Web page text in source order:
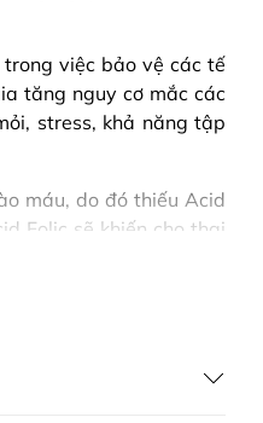
việc bảo vệ các tế
tăng nguy cơ mắc các
stress, khả năng tập
máu, do đó thiếu Acid
Folic sẽ khiến cho thai
thiết. Vitamin B tổng
Mega B Complex lại